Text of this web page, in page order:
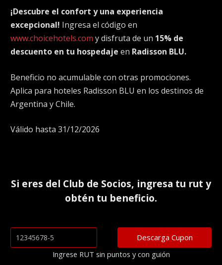
¡Descubre el confort y una experiencia
excepcional! Ingresa el código en
www.choicehotels.com y disfruta de un 15% de
descuento en tu hospedaje en Radisson BLU.
Beneficio no acumulable con otras promociones.
Aplica para hoteles Radisson BLU en los destinos de
Argentina y Chile.
Válido hasta 31/12/2026
Si eres del Club de Socios, ingresa tu rut y
obtén tu beneficio.
Ingrese RUT sin puntos y con guión